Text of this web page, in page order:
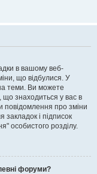
в вашому веб-
що відбулися. У
теми. Ви можете
знаходиться у вас в
повідомлення про зміни
і підписок
особистого розділу.
форуми?